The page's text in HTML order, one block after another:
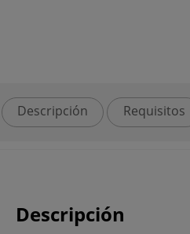
Descripción Requisitos
Descripción